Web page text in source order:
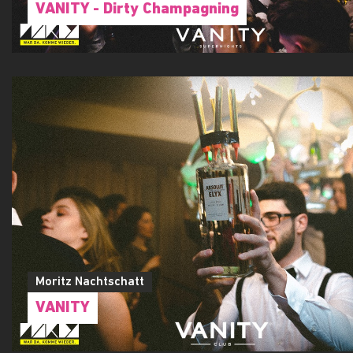
VANITY - Dirty Champagning
Moritz Nachtschatt
VANITY